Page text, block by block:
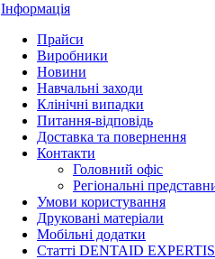
Інформація
Прайси
Виробники
Новини
Навчальні заходи
Клінічні випадки
Питання-відповідь
Доставка та повернення
Контакти
Головний офіс
Регіональні
Умови користування
Друковані матеріали
Мобільні додатки
Статті DENTAID